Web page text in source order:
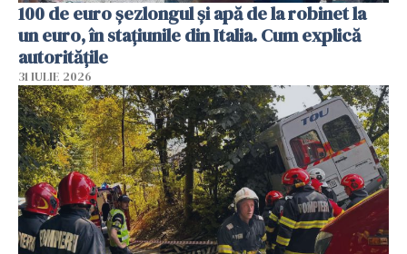
100 de euro șezlongul și apă de la robinet la
un euro, în stațiunile din Italia. Cum explică
autoritățile
31 IULIE 2026